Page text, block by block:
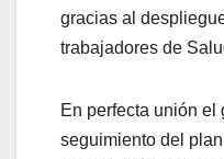
gracias al
trabajadores de
En perfecta unión el
seguimiento del